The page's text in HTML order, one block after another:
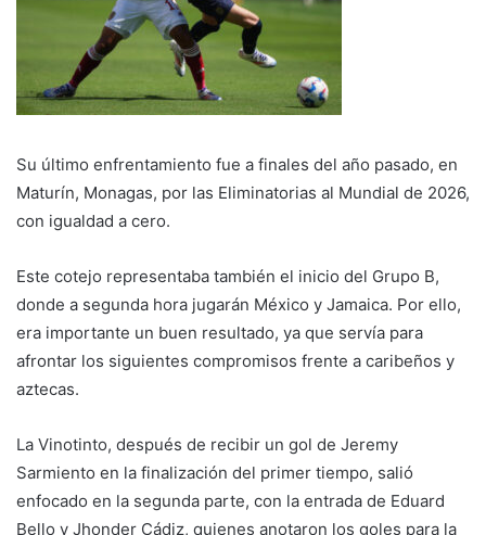
Su último enfrentamiento fue a finales del año pasado, en
Maturín, Monagas, por las Eliminatorias al Mundial de 2026,
con igualdad a cero.
Este cotejo representaba también el inicio del Grupo B,
donde a segunda hora jugarán México y Jamaica. Por ello,
era importante un buen resultado, ya que servía para
afrontar los siguientes compromisos frente a caribeños y
aztecas.
La Vinotinto, después de recibir un gol de Jeremy
Sarmiento en la finalización del primer tiempo, salió
enfocado en la segunda parte, con la entrada de Eduard
Bello y Jhonder Cádiz, quienes anotaron los goles para la